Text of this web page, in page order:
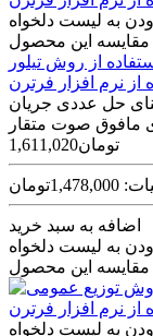
به لیست دلخواه
مقایسه این محصول
از روش تیلور
از نرم افزار فرترن
حل عددی جریان
1,611,020تومان
اضافه به سبد خرید
به لیست دلخواه
مقایسه این محصول
به لیست دلخواه